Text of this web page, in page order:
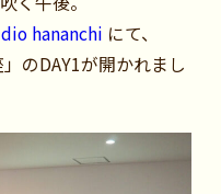
hananchi にて、
のDAY1が開かれまし